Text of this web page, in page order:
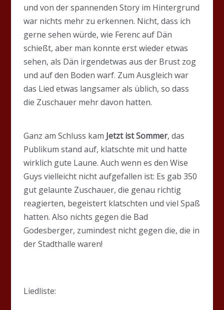
und von der spannenden Story im Hintergrund
war nichts mehr zu erkennen. Nicht, dass ich
gerne sehen würde, wie Ferenc auf Dän
schießt, aber man konnte erst wieder etwas
sehen, als Dän irgendetwas aus der Brust zog
und auf den Boden warf. Zum Ausgleich war
das Lied etwas langsamer als üblich, so dass
die Zuschauer mehr davon hatten.
Ganz am Schluss kam Jetzt ist Sommer, das
Publikum stand auf, klatschte mit und hatte
wirklich gute Laune. Auch wenn es den Wise
Guys vielleicht nicht aufgefallen ist: Es gab 350
gut gelaunte Zuschauer, die genau richtig
reagierten, begeistert klatschten und viel Spaß
hatten. Also nichts gegen die Bad
Godesberger, zumindest nicht gegen die, die in
der Stadthalle waren!
Liedliste: